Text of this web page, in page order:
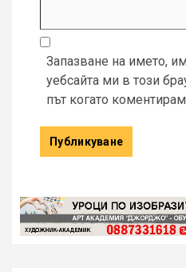
Запазване на името,
уебсайта ми в този
път когато